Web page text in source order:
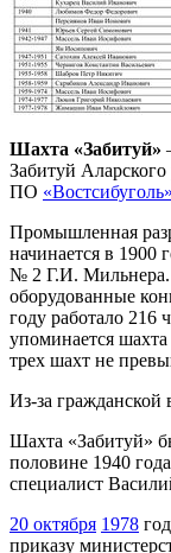
Шахта «Забитуй»
Забитуй
ПО «Востсибуголь»
Промышленная
начинается в
№ 2 Г.И.
оборудованные
году работало 216
упоминается
трех шахт не
Из-за
Шахта «Забитуй»
половине 1940
специалист
20 октября 1978
приказу